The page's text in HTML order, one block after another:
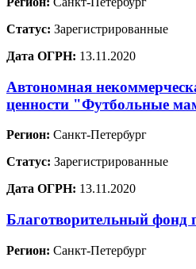
Статус: Зарегистрированные
Дата ОГРН: 13.11.2020
Автономная
ценности "Футбольные
Регион: Санкт-Петербург
Статус: Зарегистрированные
Дата ОГРН: 13.11.2020
Благотворительный
Регион: Санкт-Петербург